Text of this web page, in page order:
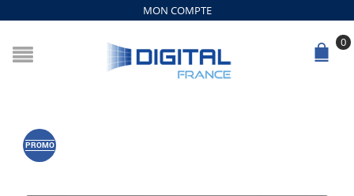
MON COMPTE
0
PROMO